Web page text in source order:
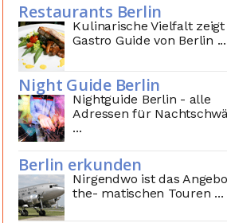
Restaurants Berlin
Kulinarische Vielfalt
Gastro Guide von Berlin ...
Night Guide Berlin
Nightguide Berlin - alle
Adressen für
...
Berlin erkunden
Nirgendwo ist das
the- matischen Touren ...